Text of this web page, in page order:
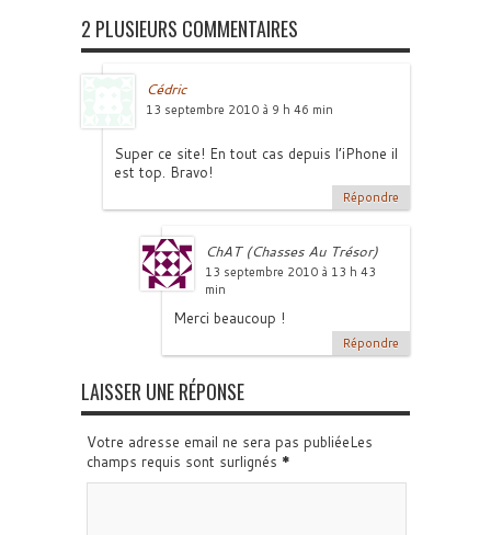
2 PLUSIEURS COMMENTAIRES
Cédric
13 septembre 2010 à 9 h 46 min
Super ce site! En tout cas depuis l’iPhone il
est top. Bravo!
Répondre
ChAT (Chasses Au Trésor)
13 septembre 2010 à 13 h 43
min
Merci beaucoup !
Répondre
LAISSER UNE RÉPONSE
Votre adresse email ne sera pas publiéeLes
champs requis sont surlignés *